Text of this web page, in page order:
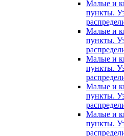
Малые и
пункты.
Малые и
пункты.
Малые и
пункты.
Малые и
пункты.
Малые и
пункты.